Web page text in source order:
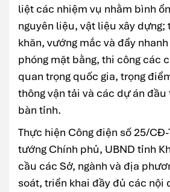
liệt các nhiệm vụ nhằm bình
nguyên liệu, vật liệu xây dựng;
khăn, vướng mắc và đẩy
phóng mặt bằng, thi công các
quan trọng quốc gia, trọng
thông vận tải và các dự án
bàn tỉnh.
Thực hiện Công điện số 25/CĐ-
tướng Chính phủ, UBND tỉnh
cầu các Sở, ngành và địa
soát, triển khai đầy đủ các nội